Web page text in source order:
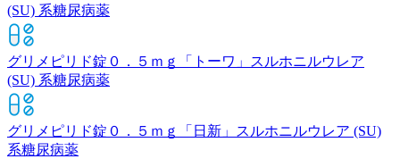
(SU) 系糖尿病薬
グリメピリド錠０．５ｍｇ「トーワ」
スルホニルウレア
(SU) 系糖尿病薬
グリメピリド錠０．５ｍｇ「日新」
スルホニルウレア (SU)
系糖尿病薬